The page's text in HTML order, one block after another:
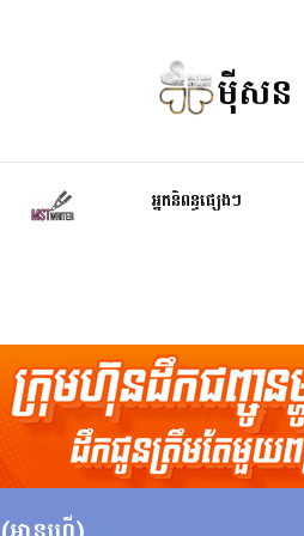
ម៉ីសន
អ្នកនិពន្ធផ្សេងៗ